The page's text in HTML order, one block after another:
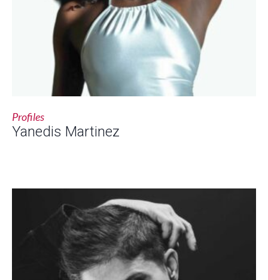
Profiles
Yanedis Martinez